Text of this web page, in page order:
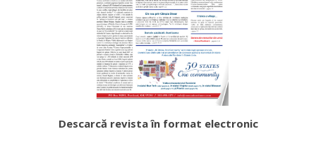
Descarcă revista în format electronic